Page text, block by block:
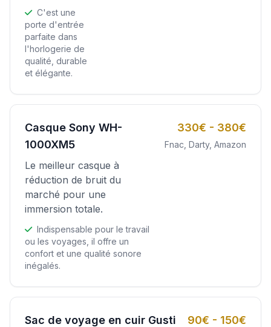
C'est une
porte d'entrée
parfaite dans
l'horlogerie de
qualité, durable
et élégante.
Casque Sony WH-
1000XM5
Le meilleur casque à
réduction de bruit du
marché pour une
immersion totale.
Indispensable pour le travail
ou les voyages, il offre un
confort et une qualité sonore
inégalés.
330€ - 380€
Fnac, Darty, Amazon
Sac de voyage en cuir Gusti 90€ - 150€